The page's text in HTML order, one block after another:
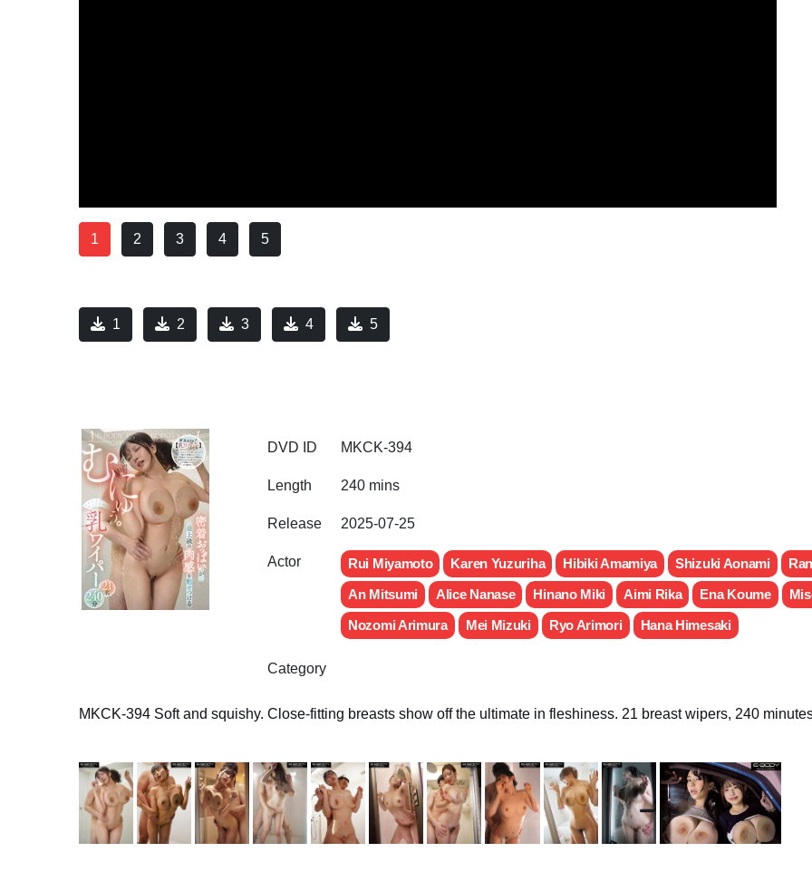
1 2 3 4 5
1 2 3 4 5
DVD ID MKCK-394
Length 240 mins
Release 2025-07-25
Actor Rui Miyamoto Karen Yuzuriha Hibiki Amamiya Shizuki Aonami
An Mitsumi
Alice Nanase Hinano Miki Aimi Rika Ena Koume
Nozomi Arimura
Mei Mizuki Ryo Arimori Hana Himesaki
Category
MKCK-394 Soft and squishy. Close-fitting breasts show off the ultimate in fleshiness. 21 breast wipers, 240